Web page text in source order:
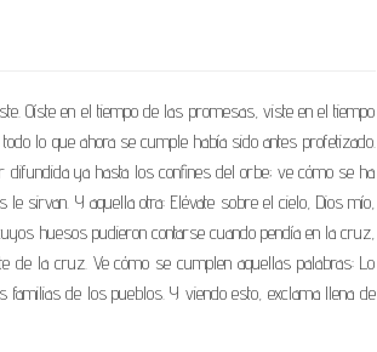
Oíste en el tiempo de las promesas, viste en el tiempo
lo que ahora se cumple había sido antes profetizado.
difundida ya hasta los confines del orbe; ve cómo se ha
sirvan. Y aquella otra: Elévate sobre el cielo, Dios mío,
huesos pudieron contarse cuando pendía en la cruz,
de la cruz. Ve cómo se cumplen aquellas palabras: Lo
de los pueblos. Y viendo esto, exclama llena de